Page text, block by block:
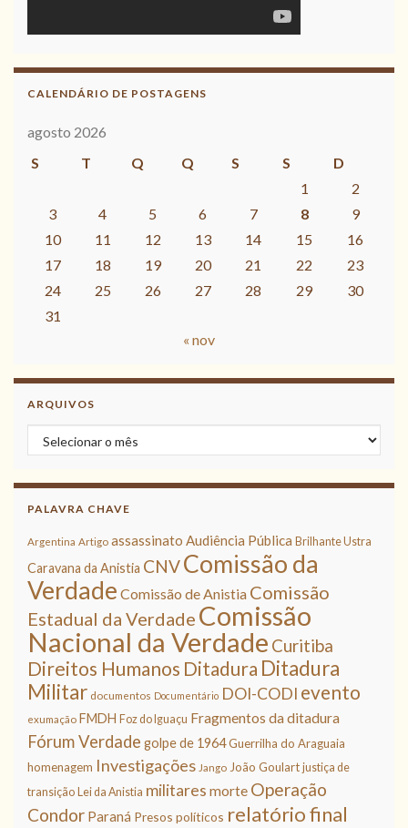
CALENDÁRIO DE POSTAGENS
agosto 2026
S
T Q Q S S
D
1
2
3
4 5 6 7 8
9
10
11 12 13 14 15
16
17
18 19 20 21 22
23
24
25 26 27 28 29
30
31
« nov
ARQUIVOS
Arquivos
PALAVRA CHAVE
Argentina Artigo assassinato Audiência Pública Brilhante Ustra
Caravana da Anistia CNVComissão da
Verdade Comissão de Anistia Comissão
Estadual da Verdade Comissão
Nacional da Verdade Curitiba
Direitos Humanos Ditadura Ditadura
Militar documentos Documentário DOI-CODI evento
exumação FMDH Foz do Iguaçu Fragmentos da ditadura
Fórum Verdade golpe de 1964Guerrilha do Araguaia
homenagem Investigações Jango João Goulart justiça de
transição Lei da Anistia militares morte Operação
Condor Paraná Presos políticos relatório final